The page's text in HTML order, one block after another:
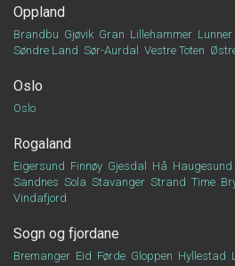
Oppland
Brandbu Gjøvik Gran Lillehammer Lunner
Søndre Land Sør-Aurdal Vestre Toten
Oslo
Oslo
Rogaland
Eigersund Finnøy Gjesdal Hå Haugesund
Sandnes Sola Stavanger Strand Time
Vindafjord
Sogn og fjordane
Bremanger Eid Førde Gloppen Hyllestad